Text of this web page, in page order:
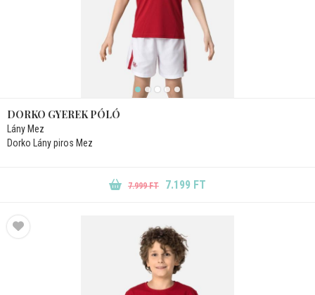
DORKO GYEREK PÓLÓ
Lány Mez
Dorko Lány piros Mez
7.999 FT 7.199 FT